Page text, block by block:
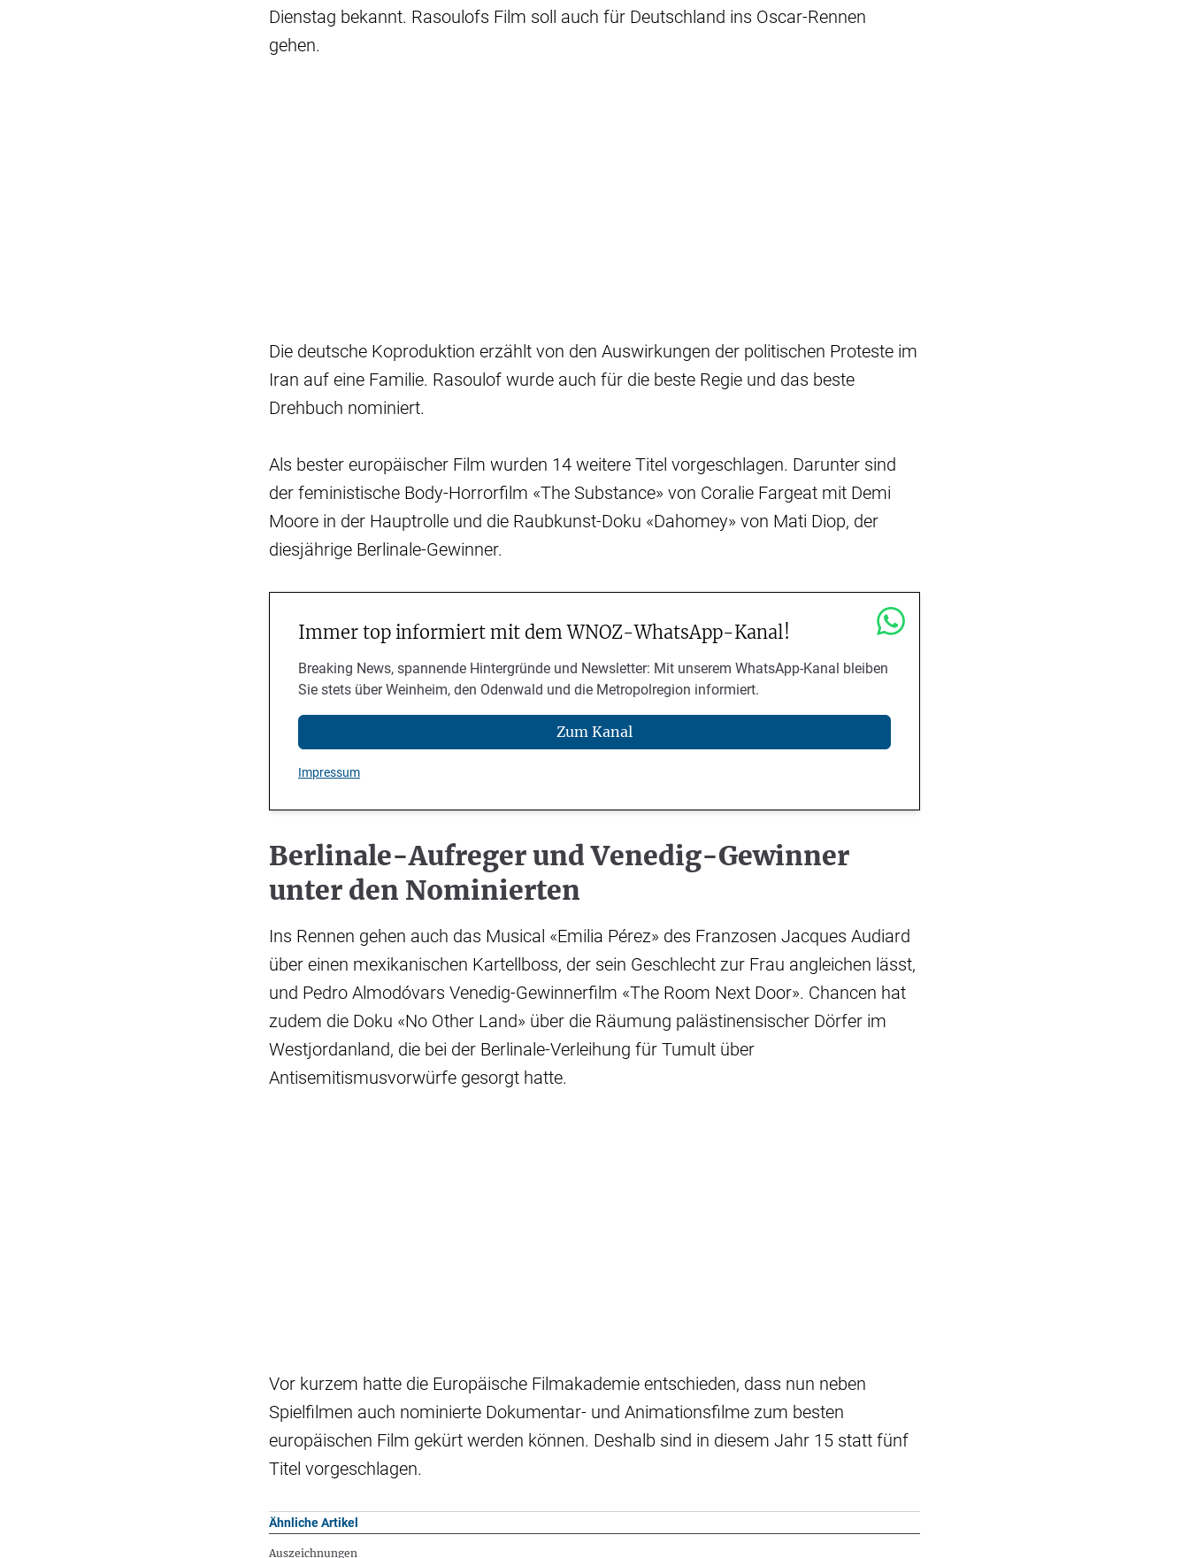
Dienstag bekannt. Rasoulofs Film soll auch für Deutschland ins Oscar-Rennen
gehen.
Die deutsche Koproduktion erzählt von den Auswirkungen der politischen Proteste im
Iran auf eine Familie. Rasoulof wurde auch für die beste Regie und das beste
Drehbuch nominiert.
Als bester europäischer Film wurden 14 weitere Titel vorgeschlagen. Darunter sind
der feministische Body-Horrorfilm «The Substance» von Coralie Fargeat mit Demi
Moore in der Hauptrolle und die Raubkunst-Doku «Dahomey» von Mati Diop, der
diesjährige Berlinale-Gewinner.
Immer top informiert mit dem WNOZ-WhatsApp-Kanal!
Breaking News, spannende Hintergründe und Newsletter: Mit unserem WhatsApp-Kanal bleiben
Sie stets über Weinheim, den Odenwald und die Metropolregion informiert.
Zum Kanal
Impressum
Berlinale-Aufreger und Venedig-Gewinner
unter den Nominierten
Ins Rennen gehen auch das Musical «Emilia Pérez» des Franzosen Jacques Audiard
über einen mexikanischen Kartellboss, der sein Geschlecht zur Frau angleichen lässt,
und Pedro Almodóvars Venedig-Gewinnerfilm «The Room Next Door». Chancen hat
zudem die Doku «No Other Land» über die Räumung palästinensischer Dörfer im
Westjordanland, die bei der Berlinale-Verleihung für Tumult über
Antisemitismusvorwürfe gesorgt hatte.
Vor kurzem hatte die Europäische Filmakademie entschieden, dass nun neben
Spielfilmen auch nominierte Dokumentar- und Animationsfilme zum besten
europäischen Film gekürt werden können. Deshalb sind in diesem Jahr 15 statt fünf
Titel vorgeschlagen.
Ähnliche Artikel
Auszeichnungen